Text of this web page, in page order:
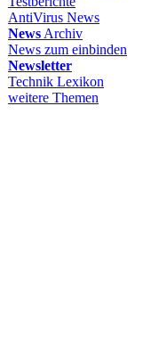
AntiVirus News
News Archiv
News zum einbinden
Newsletter
Technik Lexikon
weitere Themen